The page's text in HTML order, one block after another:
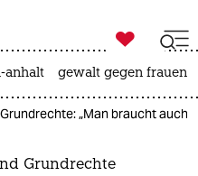

taz zahl ich
anhalt gewalt gegen frauen
„Man braucht auch
Grundrechte